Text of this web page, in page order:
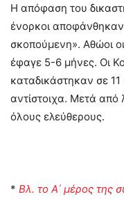
Η απόφαση του
ένορκοι
σκοπούμενη». Αθώοι
έφαγε 5-6 μήνες. Οι
καταδικάστηκαν σε
αντίστοιχα. Μετά από
όλους ελεύθερους.
* Βλ. το Α΄ μέρος της